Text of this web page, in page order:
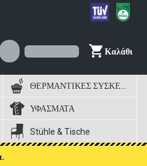
Καλάθι
ΥΦΑΣΜΑΤΑ
Stühle & Tische